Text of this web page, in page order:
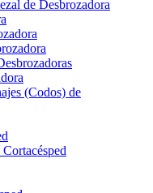
de Desbrozadora
(Codos) de